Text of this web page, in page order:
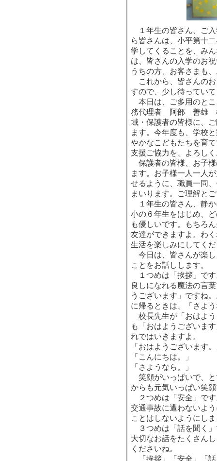
１年生の皆さん、ご入
ら皆さんは、小平第十
学してくることを、み
は、皆さんの入学のお
うちの方、お客さまも
これから、皆さんのお
すので、少し待ってい
本日は、ご多用のと
務代理者 阿部 善雄
域・保護者の皆様に、
ます。今年度も、学校
やかなこどもたちを育
支援ご協力を、よろし
保護者の皆様、お子様
ます。お子様一人一人
せるように、職員一同
まいります。ご理解と
１年生の皆さん、静か
小の６年生をはじめ、
も優しいです。もちろ
友達ができますよ。わ
生活を楽しみにしてく
今日は、皆さんが楽し
ことをお話しします。
１つめは「挨拶」です
良しになれる魔法の言
うございます」ですね
に帰るときは、「さよ
校長先生が「おはよう
も「おはようございま
れではいきますよ。
「おはようございます
「こんにちは。」
「さようなら。」
笑顔がいっぱいで、と
からも元気いっぱい笑
２つめは「安全」です
交通事故に遭わないよ
ことはしないようにし
３つめは「話を聞く」
大切なお話をたくさん
くださいね。
「挨拶」「安全」「話